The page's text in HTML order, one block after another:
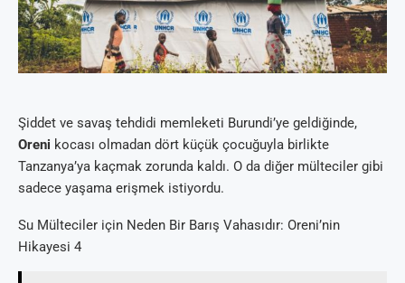
Şiddet ve savaş tehdidi memleketi Burundi’ye geldiğinde,
Oreni kocası olmadan dört küçük çocuğuyla birlikte
Tanzanya’ya kaçmak zorunda kaldı. O da diğer mülteciler gibi
sadece yaşama erişmek istiyordu.
Su Mülteciler için Neden Bir Barış Vahasıdır: Oreni’nin
Hikayesi 4